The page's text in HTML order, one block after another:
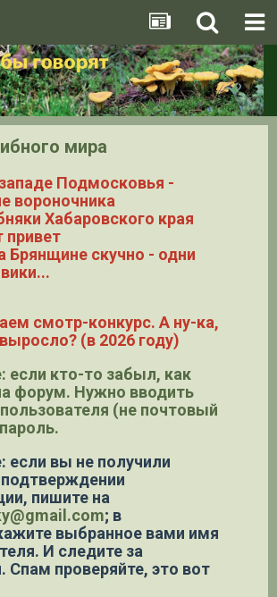
мира
Подмосковья -
вороночника
Хабаровского края
привет
Брянщине скучно - одни
смотр-конкурс. А ну-ка,
(в 2026 году)
если кто-то забыл, как
форум. Нужно вводить
(не почтовый
если вы не получили
пишите на
; в
выбранное вами имя
И следите за
Спам проверяйте, это вот